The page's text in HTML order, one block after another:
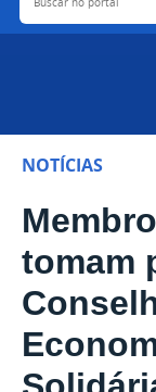
NOTÍCIAS
tomam